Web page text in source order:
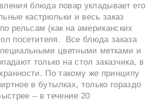
блюда повар укладывает его
кастрюльки и весь заказ
рельсам (как на американских
посетителя. Все блюда заказа
цветными метками и
только на стол заказчика, в
По такому же принципу
в бутылках, только гораздо
– в течение 20